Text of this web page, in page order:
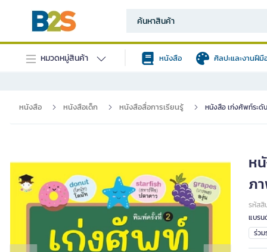
หมวดหมู่สินค้า หนังสือ ศิลปะและงานฝีมื
หนังสือ หนังสือเด็ก หนังสือสื่อการเรียนรู้ หนังสือ เก่งศัพท์ระดั
ห
ภ
รหัสสิ
แบรน
ร่ว